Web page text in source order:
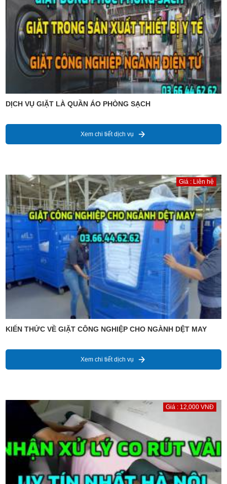
DỊCH VỤ GIẶT LÀ QUẦN ÁO PHÒNG SẠCH
Xem chi tiết dịch vụ
Giá : Liên hệ
KIẾN THỨC VỀ GIẶT CÔNG NGHIỆP CHO NGÀNH DỆT MAY
Xem chi tiết dịch vụ
Giá : 12,000 VNĐ